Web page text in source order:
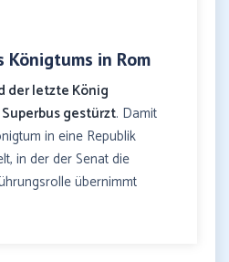
Königtums in Rom
der letzte König
gestürzt. Damit
in eine Republik
in der der Senat die
übernimmt